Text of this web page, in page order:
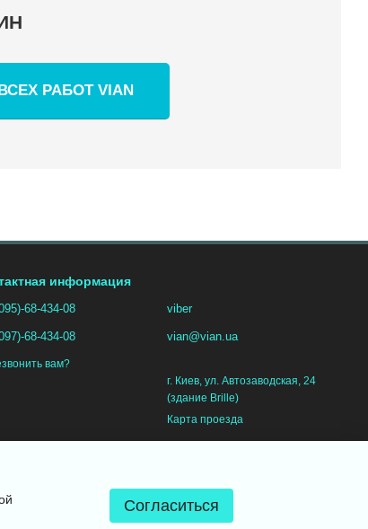
РАБОТ VIAN
информация
68-434-08
68-434-08
вам?
viber
vian@vian.ua
г. Киев, ул. Автозаводская, 24
(здание Brille)
Карта проезда
Согласиться